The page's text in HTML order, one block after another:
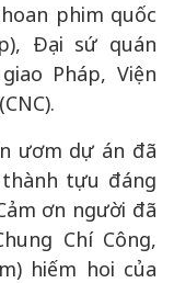
phim quốc
Đại sứ quán
Pháp, Viện
ươm dự án đã
tựu đáng
ơn người đã
Chí Công,
hiếm hoi của